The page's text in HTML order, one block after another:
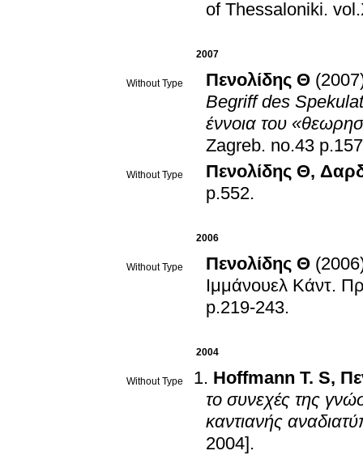
of Thessaloniki.
2007
Without Type Πενολίδης Θ
Begriff des
έννοια του
Zagreb. no.43
Without Type Πενολίδης Θ,
p.552.
2006
Without Type Πενολίδης Θ
Ιμμάνουελ Κάντ.
p.219-243.
2004
Without Type Hoffmann T. S,
το συνεχές της
καντιανής
2004] .